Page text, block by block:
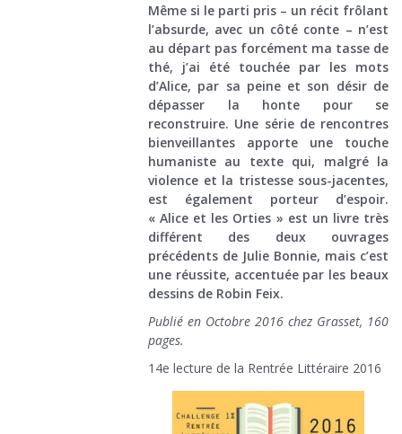
Même si le parti pris – un récit frôlant
l’absurde, avec un côté conte – n’est
au départ pas forcément ma tasse de
thé, j’ai été touchée par les mots
d’Alice, par sa peine et son désir de
dépasser la honte pour se
reconstruire. Une série de rencontres
bienveillantes apporte une touche
humaniste au texte qui, malgré la
violence et la tristesse sous-jacentes,
est également porteur d’espoir.
« Alice et les Orties » est un livre très
différent des deux ouvrages
précédents de Julie Bonnie, mais c’est
une réussite, accentuée par les beaux
dessins de Robin Feix.
Publié en Octobre 2016 chez Grasset, 160
pages.
14e lecture de la Rentrée Littéraire 2016